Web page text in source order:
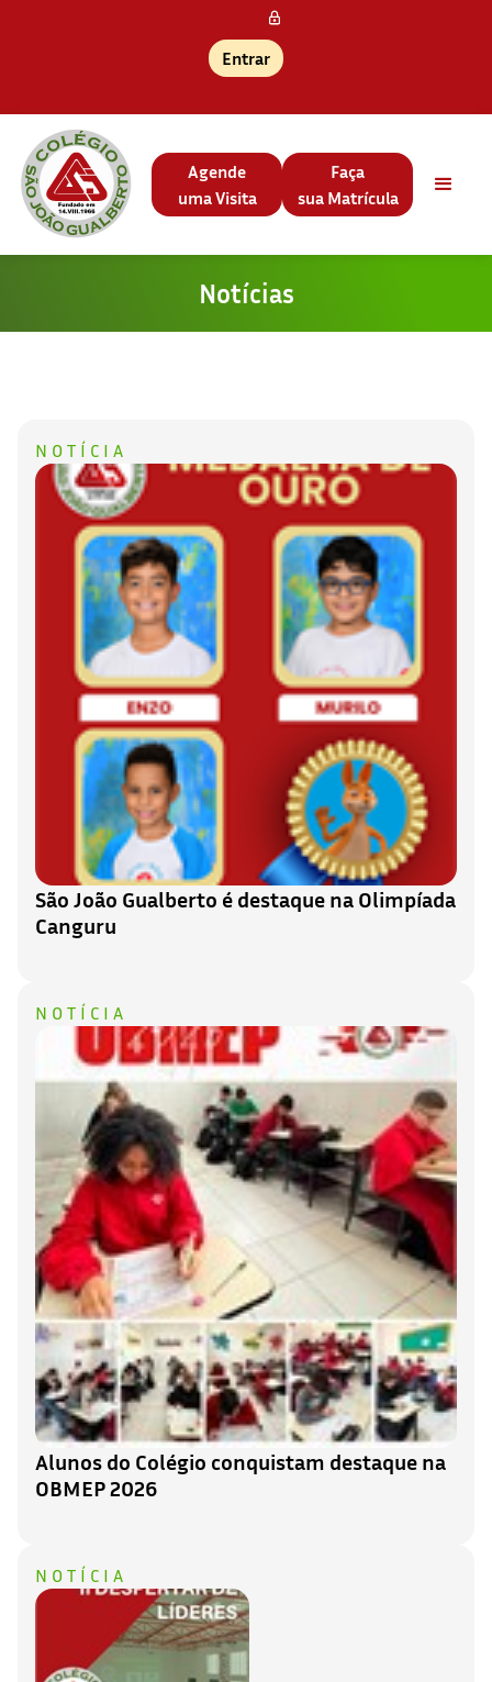
Entrar
Agende
uma Visita
Faça
sua Matrícula
Notícias
NOTÍCIA
São João Gualberto é destaque na Olimpíada
Canguru
NOTÍCIA
Alunos do Colégio conquistam destaque na
OBMEP 2026
NOTÍCIA